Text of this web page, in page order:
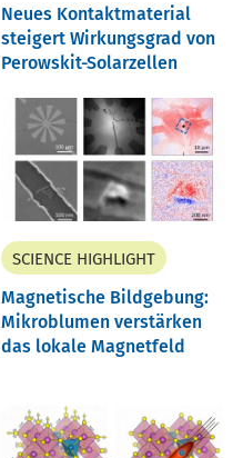
Neues Kontaktmaterial
steigert Wirkungsgrad von
Perowskit-Solarzellen
SCIENCE HIGHLIGHT
Magnetische Bildgebung:
Mikroblumen verstärken
das lokale Magnetfeld